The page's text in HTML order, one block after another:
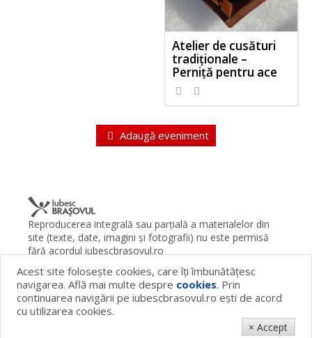
Atelier de cusături
tradiționale –
Perniță pentru ace
Adaugă eveniment
Reproducerea integrală sau parţială a materialelor din
site (texte, date, imagini şi fotografii) nu este permisă
fără acordul iubescbrasovul.ro
Termeni şi condiţii
Contact Despre proiect
FAQ
Cookies
Publicitate
© 2026 iubescbrasovul.ro
Acest site foloseşte cookies, care îţi îmbunătăţesc
navigarea. Află mai multe despre cookies. Prin
continuarea navigării pe iubescbrasovul.ro eşti de acord
cu utilizarea cookies.
× Accept